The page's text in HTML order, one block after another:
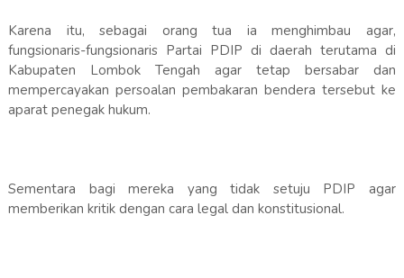
Karena itu, sebagai orang tua ia menghimbau agar,
fungsionaris-fungsionaris Partai PDIP di daerah terutama di
Kabupaten Lombok Tengah agar tetap bersabar dan
mempercayakan persoalan pembakaran bendera tersebut ke
aparat penegak hukum.
Sementara bagi mereka yang tidak setuju PDIP agar
memberikan kritik dengan cara legal dan konstitusional.